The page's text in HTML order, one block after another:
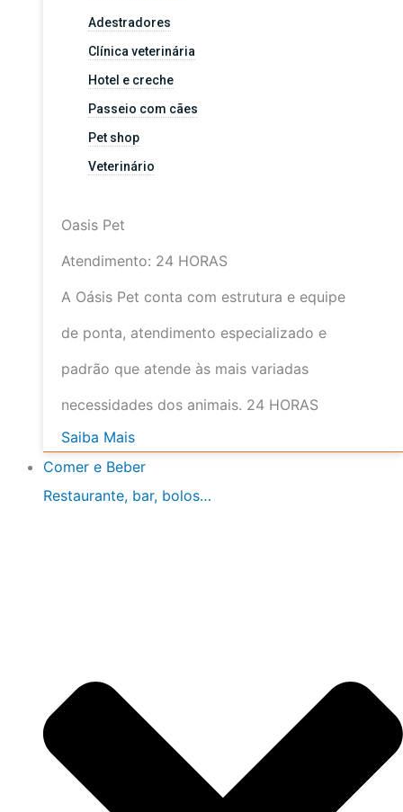
Adestradores
Clínica veterinária
Hotel e creche
Passeio com cães
Pet shop
Veterinário
Oasis Pet
Atendimento: 24 HORAS
A Oásis Pet conta com estrutura e equipe
de ponta, atendimento especializado e
padrão que atende às mais variadas
necessidades dos animais. 24 HORAS
Saiba Mais
Comer e Beber
Restaurante, bar, bolos…